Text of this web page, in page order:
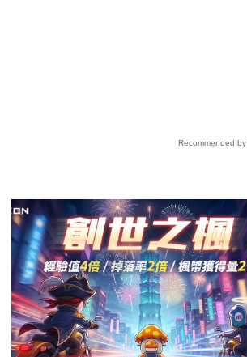
Recommended by